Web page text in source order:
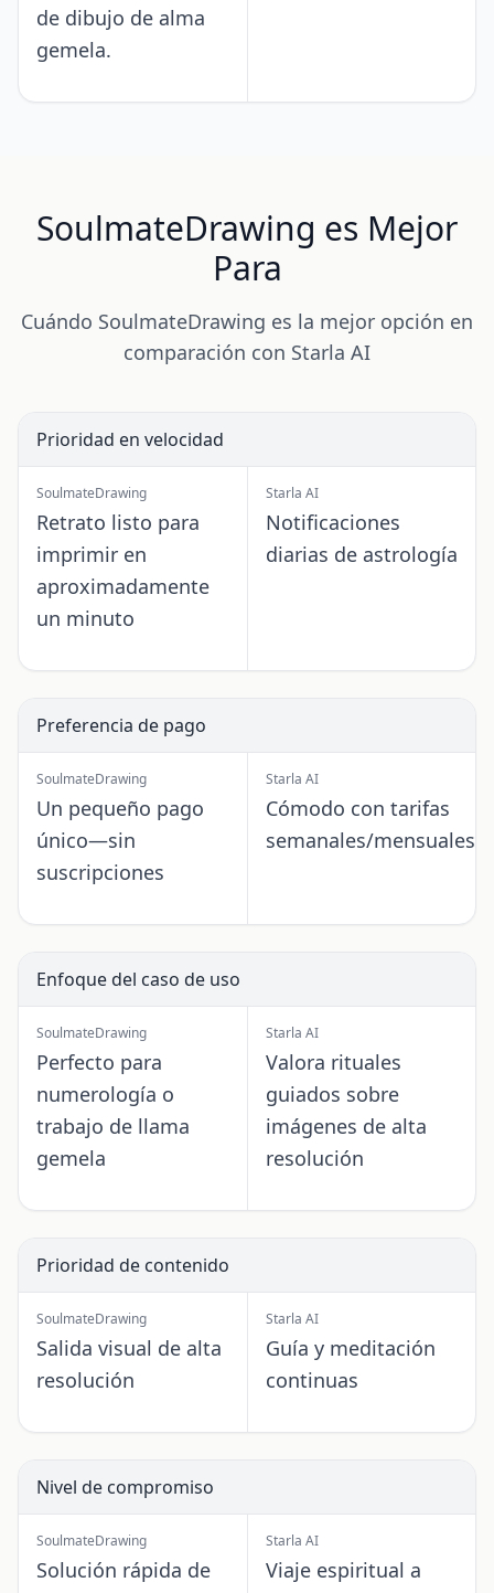
de dibujo de alma
gemela.
SoulmateDrawing es Mejor
Para
Cuándo SoulmateDrawing es la mejor opción en
comparación con Starla AI
Prioridad en velocidad
SoulmateDrawing
Retrato listo para
imprimir en
aproximadamente
un minuto
Starla AI
Notificaciones
diarias de astrología
Preferencia de pago
SoulmateDrawing
Un pequeño pago
único—sin
suscripciones
Starla AI
Cómodo con tarifas
semanales/mensuales
Enfoque del caso de uso
SoulmateDrawing
Perfecto para
numerología o
trabajo de llama
gemela
Starla AI
Valora rituales
guiados sobre
imágenes de alta
resolución
Prioridad de contenido
SoulmateDrawing
Salida visual de alta
resolución
Starla AI
Guía y meditación
continuas
Nivel de compromiso
SoulmateDrawing
Solución rápida de
Starla AI
Viaje espiritual a